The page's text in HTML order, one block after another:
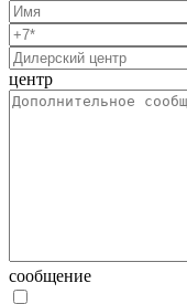
центр
сообщение